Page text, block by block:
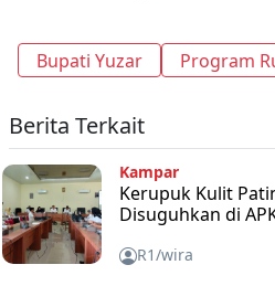
Bupati Yuzar Program
Berita Terkait
Kampar
Kerupuk Kulit
Disuguhkan di
R1/wira